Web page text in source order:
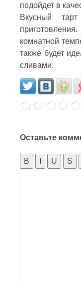
подойдет в
Вкусный
комнатной
также будет
сливами.
Оставьте
B U S